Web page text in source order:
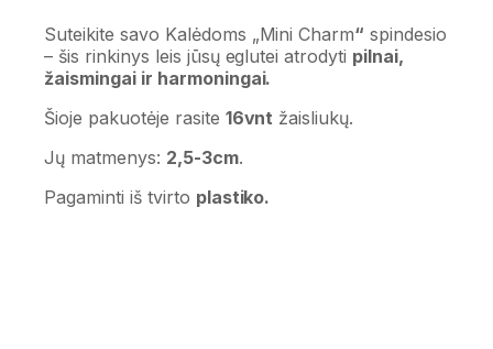
Suteikite savo Kalėdoms „Mini Charm“ spindesio
– šis rinkinys leis jūsų eglutei atrodyti pilnai,
žaismingai ir harmoningai.
Šioje pakuotėje rasite 16vnt žaisliukų.
Jų matmenys: 2,5-3cm.
Pagaminti iš tvirto plastiko.